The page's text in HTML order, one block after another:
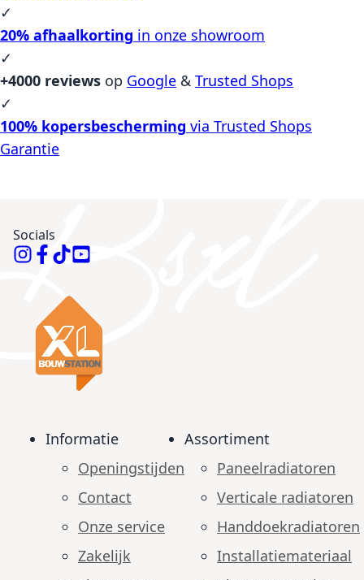
✓
20% afhaalkorting in onze showroom
✓
+4000 reviews op Google & Trusted Shops
✓
100% kopersbescherming via Trusted Shops
Garantie
Socials
Informatie
Openingstijden
Contact
Onze service
Zakelijk
Assortiment
Paneelradiatoren
Verticale radiatoren
Handdoekradiatoren
Installatiemateriaal